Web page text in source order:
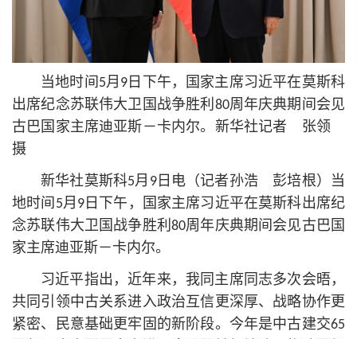
当地时间5月9日下午，国家主席习近平在莫斯科
出席纪念苏联伟大卫国战争胜利80周年庆典期间会见
古巴国家主席迪亚斯－卡内尔。新华社记者 张领
摄
新华社莫斯科5月9日电（记者孙浩 彭培根）当
地时间5月9日下午，国家主席习近平在莫斯科出席纪
念苏联伟大卫国战争胜利80周年庆典期间会见古巴国
家主席迪亚斯－卡内尔。
习近平指出，近年来，我同主席同志多次会晤，
共同引领中古关系进入政治互信更深厚、战略协作更
紧密、民意基础更牢固的新阶段。今年是中古建交65